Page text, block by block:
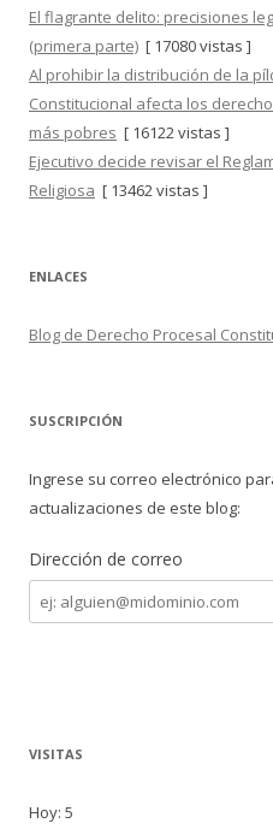
El flagrante delito: precisiones
(primera parte) [ 17080 vistas ]
Al prohibir la distribución de la
Constitucional afecta los
más pobres [ 16122 vistas ]
Ejecutivo decide revisar el
Religiosa [ 13462 vistas ]
ENLACES
Blog de Derecho Procesal
SUSCRIPCIÓN
Ingrese su correo electrónico
actualizaciones de este blog:
Dirección de correo
Dirección
de
correo
VISITAS
Hoy: 5